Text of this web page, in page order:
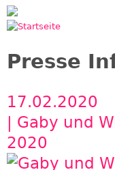
Jump to navigation
Presse
17.02.2020
| Gaby und
2020